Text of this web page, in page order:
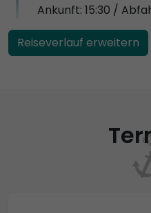
Ankunft: 15:30 /
Reiseverlauf erweitern